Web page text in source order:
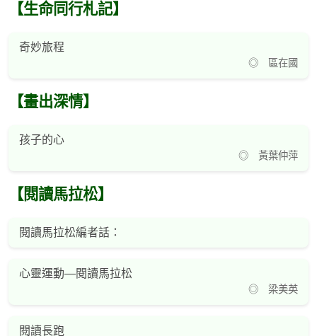
【生命同行札記】
奇妙旅程
◎ 區在國
【畫出深情】
孩子的心
◎ 黃葉仲萍
【閱讀馬拉松】
閱讀馬拉松編者話：
心靈運動—閱讀馬拉松
◎ 梁美英
閱讀長跑